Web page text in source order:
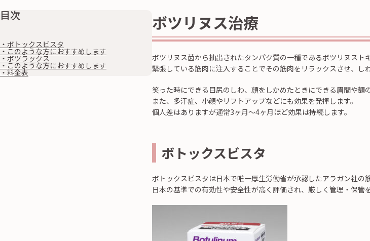
目次
・ボトックスビスタ
・このような方におすすめします
・ボツラックス
・このような方におすすめします
・料金表
ボツリヌス治療
ボツリヌス菌から抽出されたタンパク質の一種であるボツリヌスト
緊張している筋肉に注入することでその筋肉をリラックスさせ、し
笑った時にできる目尻のしわ、顔をしかめたときにできる眉間や額
また、多汗症、小顔やリフトアップなどにも効果を発揮します。
個人差はありますが通常3ヶ月〜4ヶ月ほど効果は持続します。
ボトックスビスタ
ボトックスビスタは日本で唯一厚生労働省が承認したアラガン社の
日本の基準での有効性や安全性が高く評価され、厳しく管理・保管